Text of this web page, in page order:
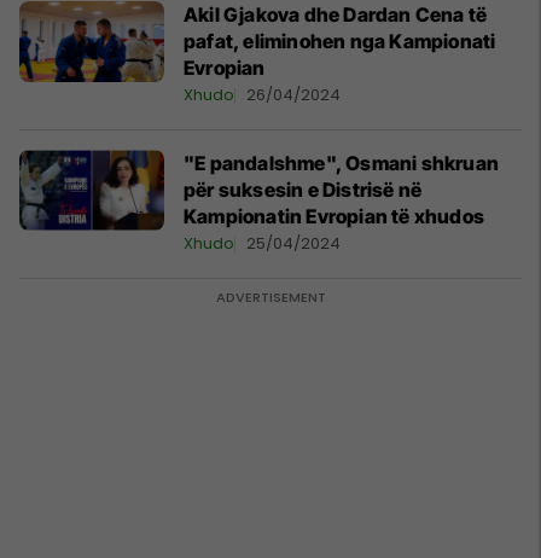
Akil Gjakova dhe Dardan Cena të
pafat, eliminohen nga Kampionati
Evropian
Xhudo 26/04/2024
"E pandalshme", Osmani shkruan
për suksesin e Distrisë në
Kampionatin Evropian të xhudos
Xhudo 25/04/2024